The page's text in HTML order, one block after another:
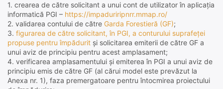
1. crearea de către solicitant a unui cont de utilizator în aplicația
informatică PGI – https://impaduriripnrr.mmap.ro/
2. validarea contului de către Garda Forestieră (GF);
3. figurarea de către solicitant, în PGI, a conturului suprafeței
propuse pentru împădurit și solicitarea emiterii de către GF a
unui aviz de principiu pentru acest amplasament;
4. verificarea amplasamentului și emiterea în PGI a unui aviz de
principiu emis de către GF (al cărui model este prevăzut la
Anexa nr. 1), faza premergatoare pentru întocmirea proiectului